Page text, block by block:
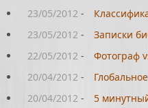
23/05/2012 -
23/05/2012 -
Записки
22/05/2012 -
Фотограф
20/04/2012 -
20/04/2012 -
5